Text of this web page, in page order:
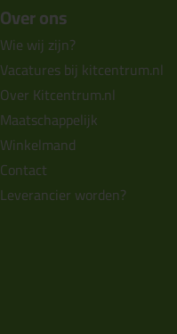
Over ons
Wie wij zijn?
Vacatures bij kitcentrum.nl
Over Kitcentrum.nl
Maatschappelijk
Winkelmand
Contact
Leverancier worden?